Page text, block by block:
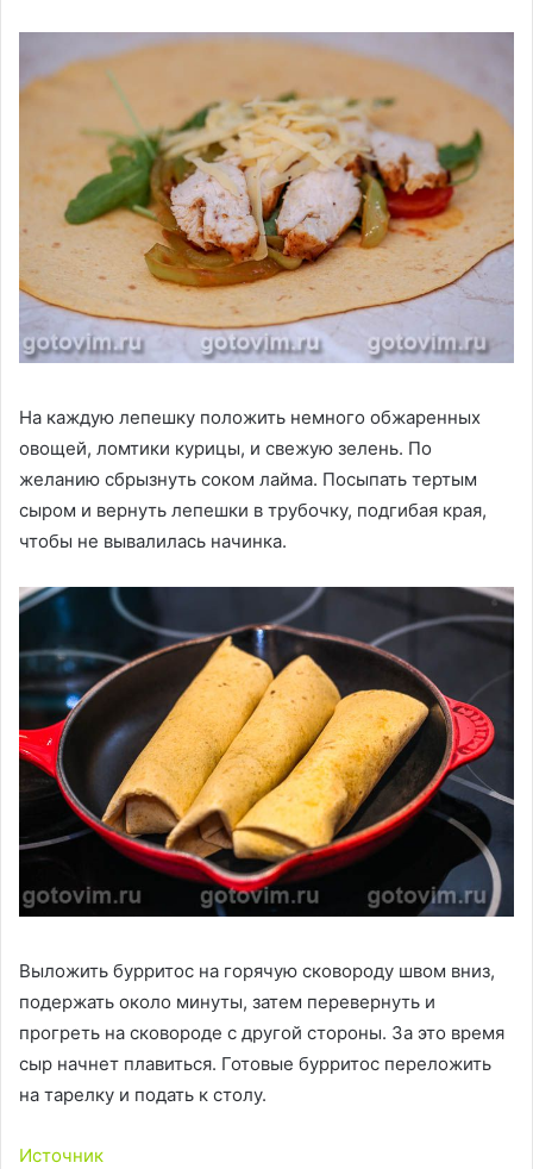
На каждую лепешку положить немного обжаренных
овощей, ломтики курицы, и свежую зелень. По
желанию сбрызнуть соком лайма. Посыпать тертым
сыром и вернуть лепешки в трубочку, подгибая края,
чтобы не вывалилась начинка.
Выложить бурритос на горячую сковороду швом вниз,
подержать около минуты, затем перевернуть и
прогреть на сковороде с другой стороны. За это время
сыр начнет плавиться. Готовые бурритос переложить
на тарелку и подать к столу.
Источник